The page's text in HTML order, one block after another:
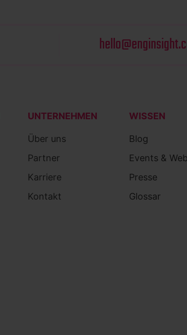
UNTERNEHMEN
Über uns
Partner
Karriere
Kontakt
WISSEN
Blog
Events &
Presse
Glossar